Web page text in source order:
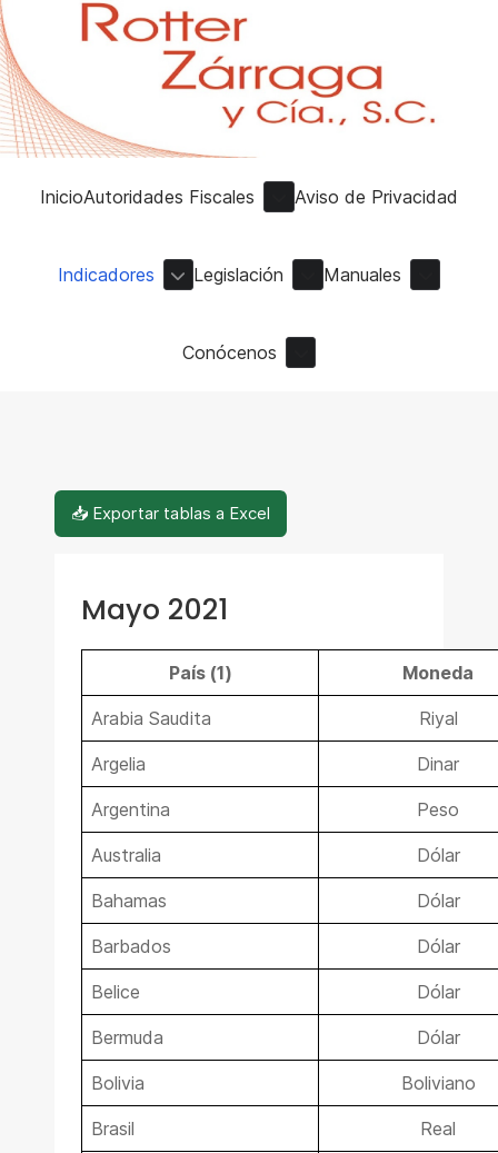
InicioAutoridades Fiscales Aviso de Privacidad
Indicadores Legislación Manuales
Conócenos
📥 Exportar tablas a Excel
Mayo 2021
País (1) Moneda
Arabia Saudita Riyal
Argelia Dinar
Argentina Peso
Australia Dólar
Bahamas Dólar
Barbados Dólar
Belice Dólar
Bermuda Dólar
Bolivia Boliviano
Brasil Real